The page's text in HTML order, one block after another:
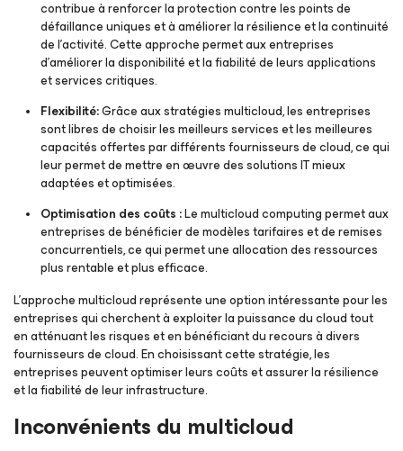
contribue à renforcer la protection contre les points de
défaillance uniques et à améliorer la résilience et la continuité
de l’activité. Cette approche permet aux entreprises
d’améliorer la disponibilité et la fiabilité de leurs applications
et services critiques.
Flexibilité:Grâce aux stratégies multicloud, les entreprises
sont libres de choisir les meilleurs services et les meilleures
capacités offertes par différents fournisseurs de cloud, ce qui
leur permet de mettre en œuvre des solutions IT mieux
adaptées et optimisées.
Optimisation des coûts :Le multicloud computing permet aux
entreprises de bénéficier de modèles tarifaires et de remises
concurrentiels, ce qui permet une allocation des ressources
plus rentable et plus efficace.
L’approche multicloud représente une option intéressante pour les
entreprises qui cherchent à exploiter la puissance du cloud tout
en atténuant les risques et en bénéficiant du recours à divers
fournisseurs de cloud. En choisissant cette stratégie, les
entreprises peuvent optimiser leurs coûts et assurer la résilience
et la fiabilité de leur infrastructure.
Inconvénients du multicloud